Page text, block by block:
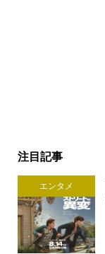
注目記事
エンタメ